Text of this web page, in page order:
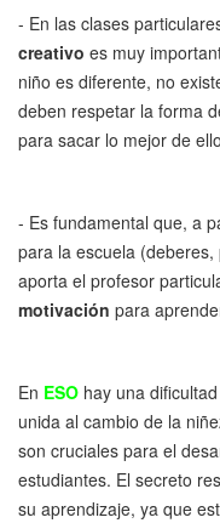
- En las clases
creativo es muy
niño es diferente, no
deben respetar la forma
para sacar lo mejor de
- Es fundamental que, a
para la escuela
aporta el profesor
motivación para
En ESO hay una
unida al cambio de la
son cruciales para el
estudiantes. El secreto
su aprendizaje, ya que